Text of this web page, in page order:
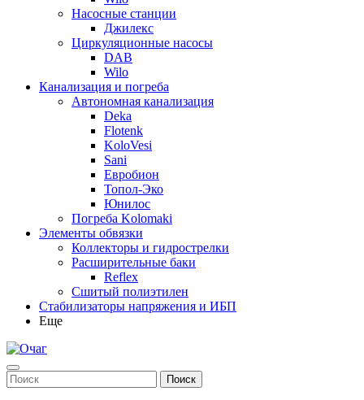
Насосные станции
Джилекс
Циркуляционные насосы
DAB
Wilo
Канализация и погреба
Автономная канализация
Deka
Flotenk
KoloVesi
Sani
Евробион
Топол-Эко
Юнилос
Погреба Kolomaki
Элементы обвязки
Коллекторы и гидрострелки
Расширительные баки
Reflex
Сшитый полиэтилен
Стабилизаторы напряжения и ИБП
Еще